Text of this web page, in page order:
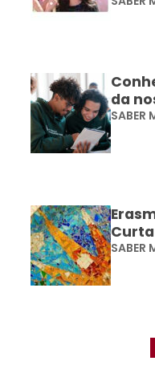
da
SABER
SABER